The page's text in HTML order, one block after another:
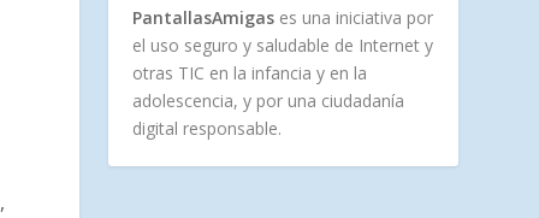
PantallasAmigas es una iniciativa por
el uso seguro y saludable de Internet y
otras TIC en la infancia y en la
adolescencia, y por una ciudadanía
digital responsable.